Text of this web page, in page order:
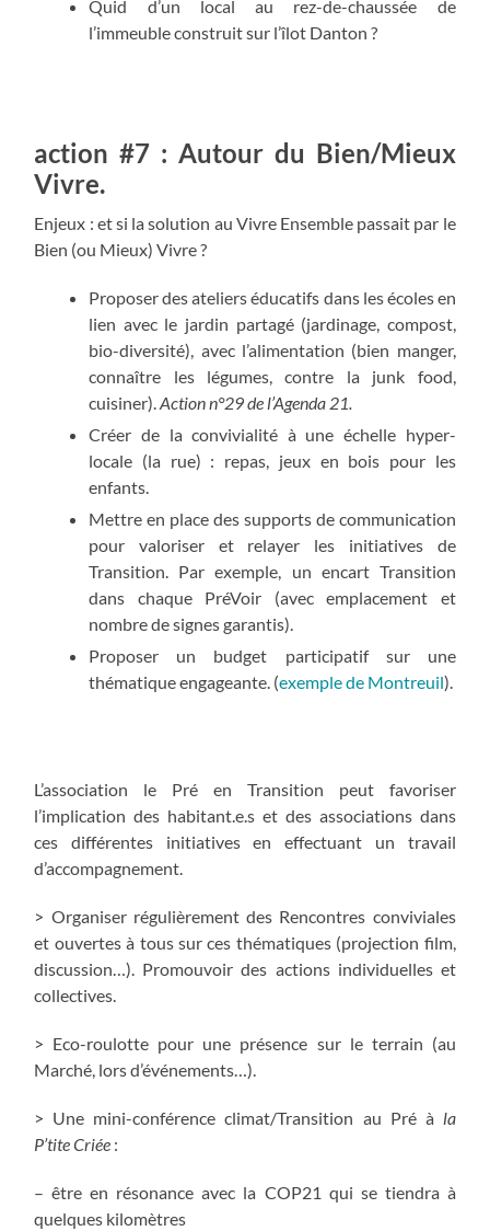
Quid d’un local au rez-de-chaussée de
l’immeuble construit sur l’îlot Danton ?
action #7 : Autour du Bien/Mieux
Vivre.
Enjeux : et si la solution au Vivre Ensemble passait par le
Bien (ou Mieux) Vivre ?
Proposer des ateliers éducatifs dans les écoles en
lien avec le jardin partagé (jardinage, compost,
bio-diversité), avec l’alimentation (bien manger,
connaître les légumes, contre la junk food,
cuisiner).Action n°29 de l’Agenda 21.
Créer de la convivialité à une échelle hyper-
locale (la rue) : repas, jeux en bois pour les
enfants.
Mettre en place des supports de communication
pour valoriser et relayer les initiatives de
Transition. Par exemple, un encart Transition
dans chaque PréVoir (avec emplacement et
nombre de signes garantis).
Proposer un budget participatif sur une
thématique engageante. (exemple de Montreuil).
L’association le Pré en Transition peut favoriser
l’implication des habitant.e.s et des associations dans
ces différentes initiatives en effectuant un travail
d’accompagnement.
> Organiser régulièrement des Rencontres conviviales
et ouvertes à tous sur ces thématiques (projection film,
discussion…). Promouvoir des actions individuelles et
collectives.
> Eco-roulotte pour une présence sur le terrain (au
Marché, lors d’événements…).
> Une mini-conférence climat/Transition au Pré à la
P’tite Criée :
– être en résonance avec la COP21 qui se tiendra à
quelques kilomètres